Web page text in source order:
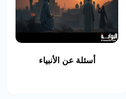
أسئلة عن الأنبياء